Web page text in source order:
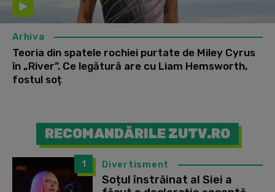
Arhiva
Teoria din spatele rochiei purtate de Miley Cyrus
în „River”. Ce legătură are cu Liam Hemsworth,
fostul soț
RECOMANDĂRILE ZUTV.RO
1 Divertisment
Soțul înstrăinat al Siei a